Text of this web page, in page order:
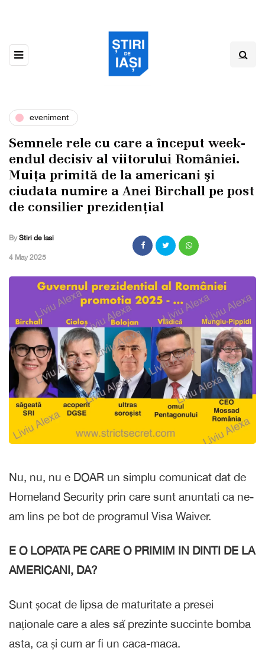
eveniment
Semnele rele cu care a început week-
endul decisiv al viitorului României.
Muița primitǎ de la americani şi
ciudata numire a Anei Birchall pe post
de consilier prezidențial
By Stiri de Iasi
,4 May 2025
Nu, nu, nu e DOAR un simplu comunicat dat de
Homeland Security prin care sunt anuntati ca ne-
am lins pe bot de programul Visa Waiver.
E O LOPATA PE CARE O PRIMIM IN DINTI DE LA
AMERICANI, DA?
Sunt șocat de lipsa de maturitate a presei
naționale care a ales să prezinte succinte bomba
asta, ca și cum ar fi un caca-maca.